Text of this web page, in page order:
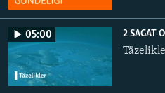
05:00 2 SAGAT